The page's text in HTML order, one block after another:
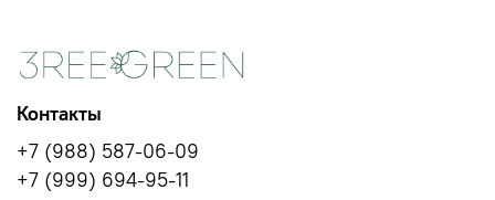
Контакты
+7 (988) 587-06-09
+7 (999) 694-95-11